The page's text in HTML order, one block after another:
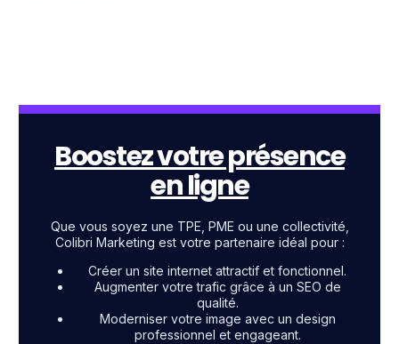
Boostez votre présence
en ligne
Que vous soyez une TPE, PME ou une collectivité,
Colibri Marketing est votre partenaire idéal pour :
Créer un site internet attractif et fonctionnel.
Augmenter votre trafic grâce à un SEO de
qualité.
Moderniser votre image avec un design
professionnel et engageant.